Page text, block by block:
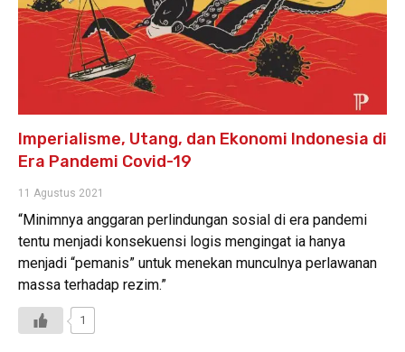
Imperialisme, Utang, dan Ekonomi Indonesia di
Era Pandemi Covid-19
11 Agustus 2021
“Minimnya anggaran perlindungan sosial di era pandemi
tentu menjadi konsekuensi logis mengingat ia hanya
menjadi “pemanis” untuk menekan munculnya perlawanan
massa terhadap rezim.”
1